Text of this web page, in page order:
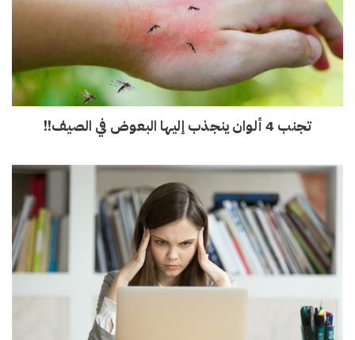
تجنب 4 ألوان ينجذب إليها البعوض في الصيف!!